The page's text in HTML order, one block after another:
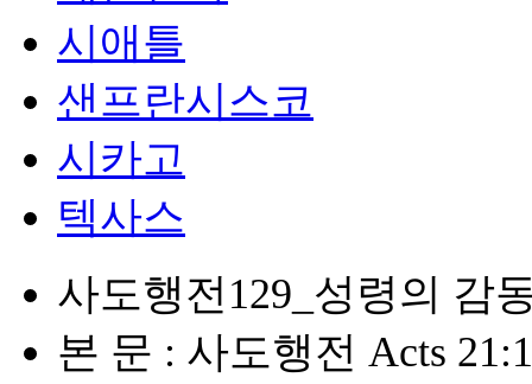
시애틀
샌프란시스코
시카고
텍사스
사도행전129_성령의 감
본 문 : 사도행전 Acts